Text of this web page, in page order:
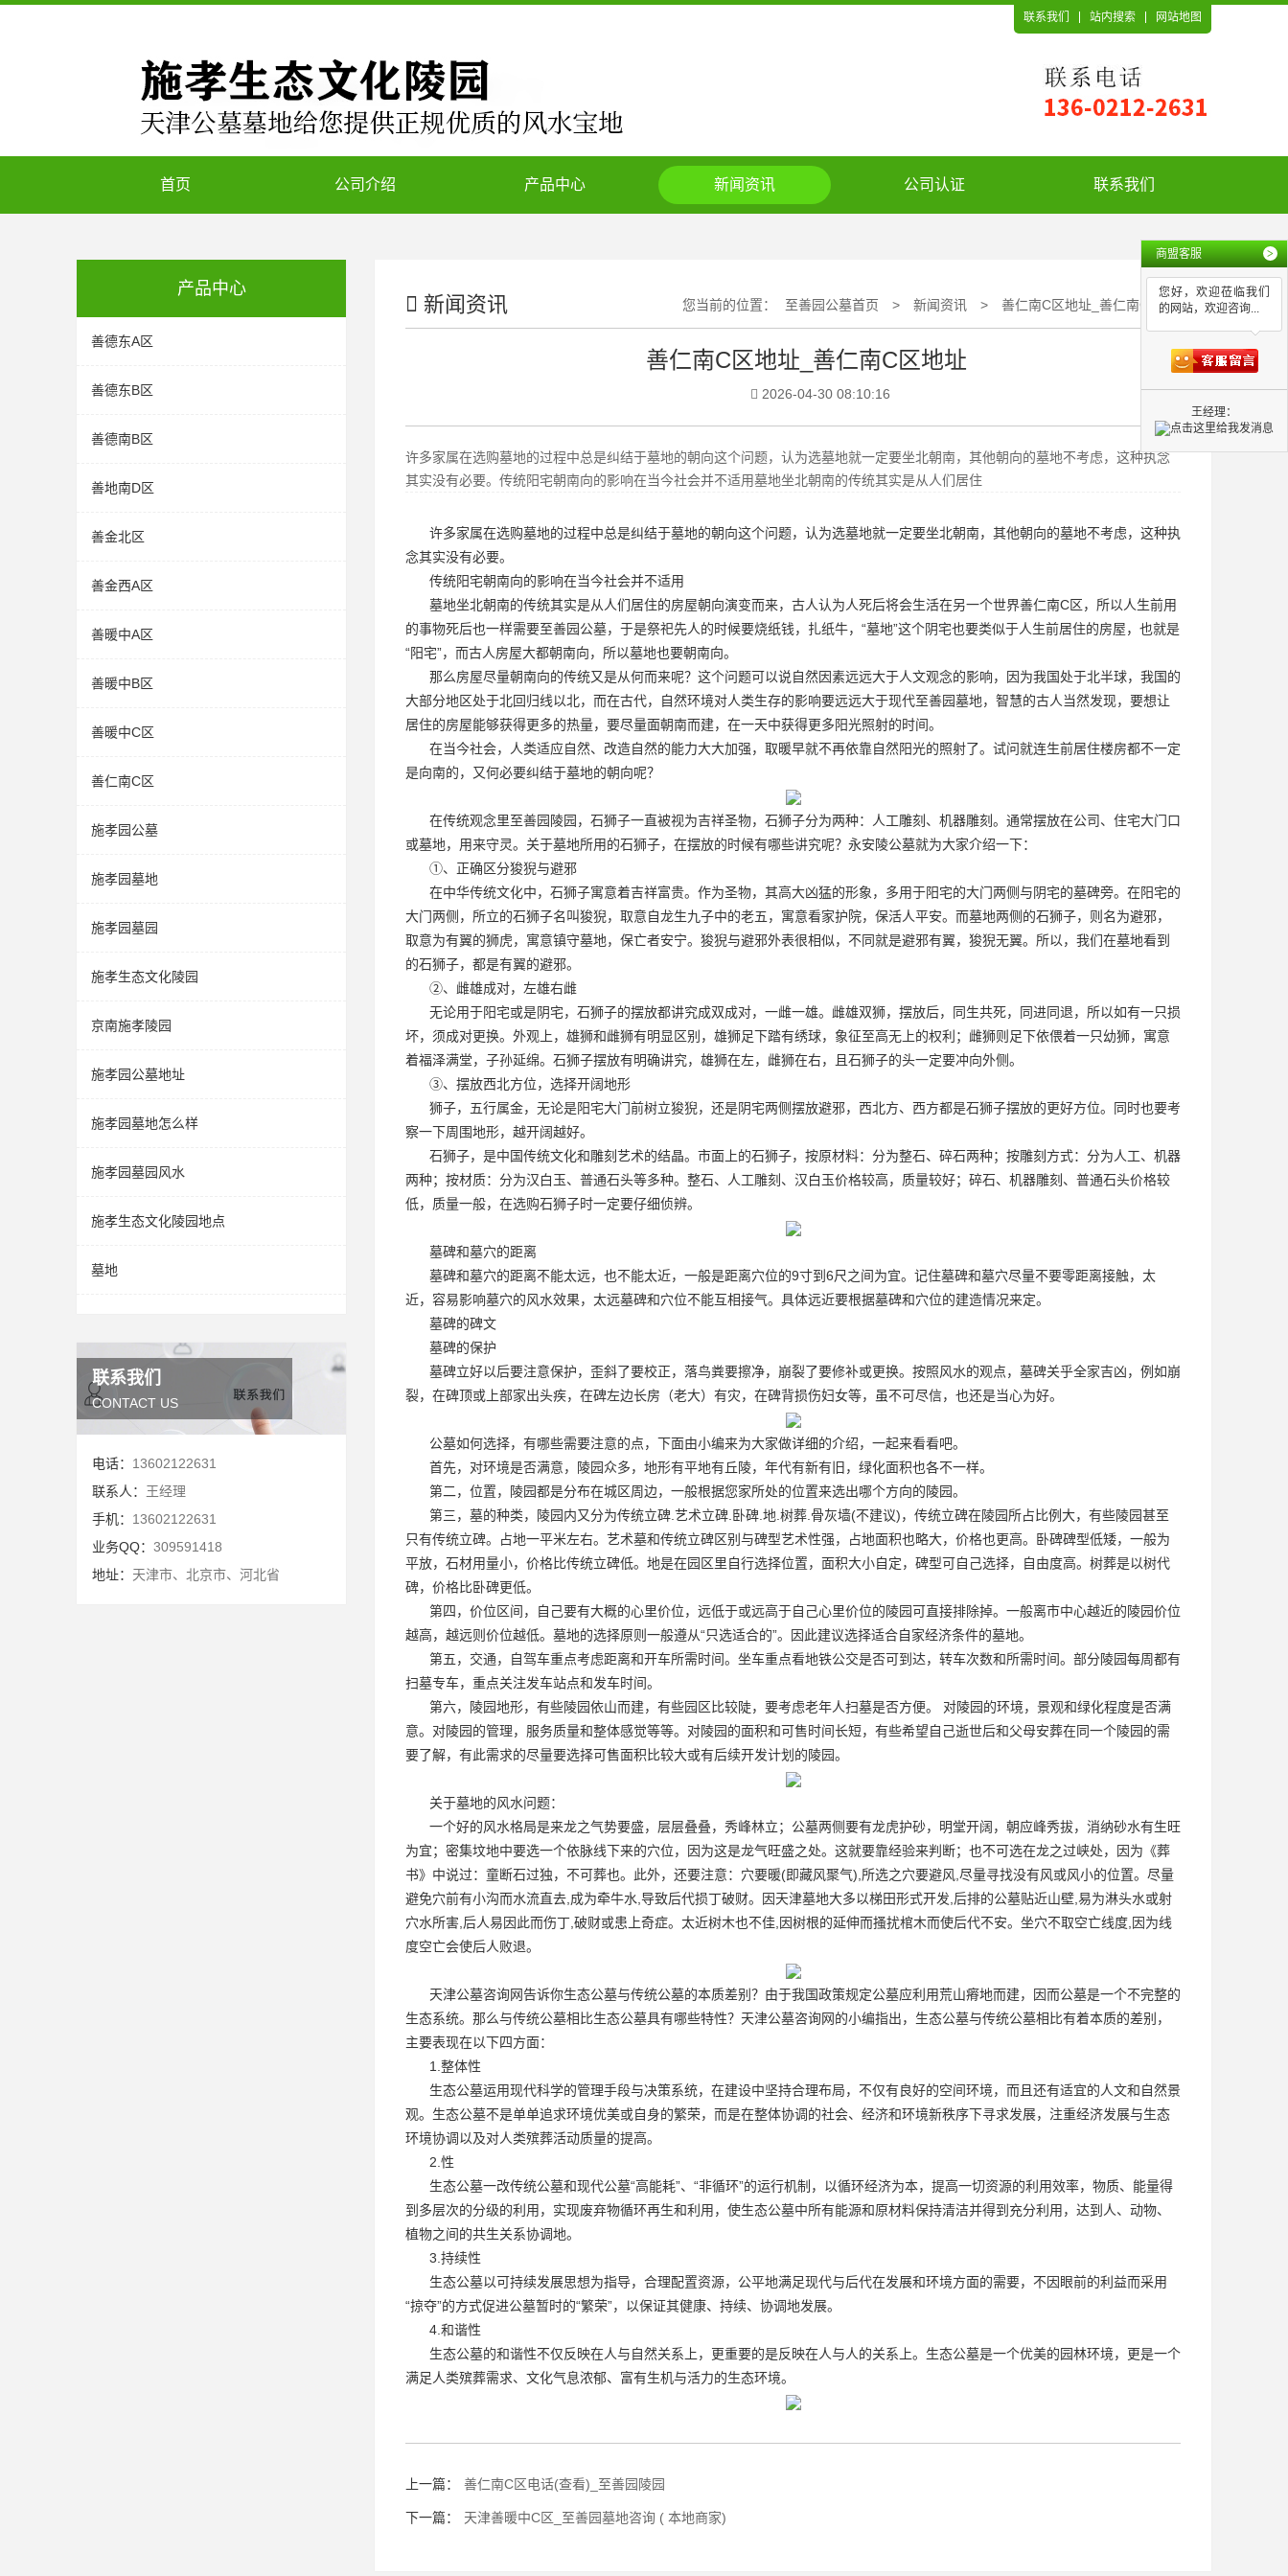
联系我们 站内搜索 网站地图
首页 公司介绍 产品中心 新闻资讯 公司认证 联系我们
产品中心
善德东A区
善德东B区
善德南B区
善地南D区
善金北区
善金西A区
善暖中A区
善暖中B区
善暖中C区
善仁南C区
施孝园公墓
施孝园墓地
施孝园墓园
施孝生态文化陵园
京南施孝陵园
施孝园公墓地址
施孝园墓地怎么样
施孝园墓园风水
施孝生态文化陵园地点
墓地
联系我们
CONTACT US
电话： 13602122631
联系人： 王经理
手机： 13602122631
业务QQ： 309591418
地址： 天津市、北京市、河北省
新闻资讯 您当前的位置： 至善园公墓首页 > 新闻资讯 > 善仁南C区地址_善仁南C区地址
善仁南C区地址_善仁南C区地址
2026-04-30 08:10:16
许多家属在选购墓地的过程中总是纠结于墓地的朝向这个问题，认为选墓地就一定要坐北朝南，其他朝向的墓地不考虑，这种执念
其实没有必要。传统阳宅朝南向的影响在当今社会并不适用墓地坐北朝南的传统其实是从人们居住
许多家属在选购墓地的过程中总是纠结于墓地的朝向这个问题，认为选墓地就一定要坐北朝南，其他朝向的墓地不考虑，这种执
念其实没有必要。
传统阳宅朝南向的影响在当今社会并不适用
墓地坐北朝南的传统其实是从人们居住的房屋朝向演变而来，古人认为人死后将会生活在另一个世界善仁南C区，所以人生前用
的事物死后也一样需要至善园公墓，于是祭祀先人的时候要烧纸钱，扎纸牛，“墓地”这个阴宅也要类似于人生前居住的房屋，也就是
“阳宅”，而古人房屋大都朝南向，所以墓地也要朝南向。
那么房屋尽量朝南向的传统又是从何而来呢？这个问题可以说自然因素远远大于人文观念的影响，因为我国处于北半球，我国的
大部分地区处于北回归线以北，而在古代，自然环境对人类生存的影响要远远大于现代至善园墓地，智慧的古人当然发现，要想让
居住的房屋能够获得更多的热量，要尽量面朝南而建，在一天中获得更多阳光照射的时间。
在当今社会，人类适应自然、改造自然的能力大大加强，取暖早就不再依靠自然阳光的照射了。试问就连生前居住楼房都不一定
是向南的，又何必要纠结于墓地的朝向呢？
在传统观念里至善园陵园 ，石狮子一直被视为吉祥圣物，石狮子分为两种：人工雕刻、机器雕刻。通常摆放在公司、住宅大门口
或墓地，用来守灵。关于墓地所用的石狮子，在摆放的时候有哪些讲究呢？永安陵公墓就为大家介绍一下：
①、正确区分狻猊与避邪
在中华传统文化中，石狮子寓意着吉祥富贵。作为圣物，其高大凶猛的形象，多用于阳宅的大门两侧与阴宅的墓碑旁。在阳宅的
大门两侧，所立的石狮子名叫狻猊，取意自龙生九子中的老五，寓意看家护院，保活人平安。而墓地两侧的石狮子，则名为避邪，
取意为有翼的狮虎，寓意镇守墓地，保亡者安宁。狻猊与避邪外表很相似，不同就是避邪有翼，狻猊无翼。所以，我们在墓地看到
的石狮子，都是有翼的避邪。
②、雌雄成对，左雄右雌
无论用于阳宅或是阴宅，石狮子的摆放都讲究成双成对，一雌一雄。雌雄双狮，摆放后，同生共死，同进同退，所以如有一只损
坏，须成对更换。外观上，雄狮和雌狮有明显区别，雄狮足下踏有绣球，象征至高无上的权利；雌狮则足下依偎着一只幼狮，寓意
着福泽满堂，子孙延绵。石狮子摆放有明确讲究，雄狮在左，雌狮在右，且石狮子的头一定要冲向外侧。
③、摆放西北方位，选择开阔地形
狮子，五行属金，无论是阳宅大门前树立狻猊，还是阴宅两侧摆放避邪，西北方、西方都是石狮子摆放的更好方位。同时也要考
察一下周围地形，越开阔越好。
石狮子，是中国传统文化和雕刻艺术的结晶。市面上的石狮子，按原材料：分为整石、碎石两种；按雕刻方式：分为人工、机器
两种；按材质：分为汉白玉、普通石头等多种。整石、人工雕刻、汉白玉价格较高，质量较好；碎石、机器雕刻、普通石头价格较
低，质量一般，在选购石狮子时一定要仔细侦辨。
墓碑和墓穴的距离
墓碑和墓穴的距离不能太远，也不能太近，一般是距离穴位的9寸到6尺之间为宜。记住墓碑和墓穴尽量不要零距离接触，太
近，容易影响墓穴的风水效果，太远墓碑和穴位不能互相接气。具体远近要根据墓碑和穴位的建造情况来定。
墓碑的碑文
墓碑的保护
墓碑立好以后要注意保护，歪斜了要校正，落鸟粪要擦净，崩裂了要修补或更换。按照风水的观点，墓碑关乎全家吉凶，例如崩
裂，在碑顶或上部家出头疾，在碑左边长房（老大）有灾，在碑背损伤妇女等，虽不可尽信，也还是当心为好。
公墓如何选择，有哪些需要注意的点，下面由小编来为大家做详细的介绍，一起来看看吧。
首先，对环境是否满意，陵园众多，地形有平地有丘陵，年代有新有旧，绿化面积也各不一样。
第二，位置，陵园都是分布在城区周边，一般根据您家所处的位置来选出哪个方向的陵园。
第三，墓的种类，陵园内又分为传统立碑.艺术立碑.卧碑.地.树葬.骨灰墙(不建议)，传统立碑在陵园所占比例大，有些陵园甚至
只有传统立碑。占地一平米左右。艺术墓和传统立碑区别与碑型艺术性强，占地面积也略大，价格也更高。卧碑碑型低矮，一般为
平放，石材用量小，价格比传统立碑低。地是在园区里自行选择位置，面积大小自定，碑型可自己选择，自由度高。树葬是以树代
碑，价格比卧碑更低。
第四，价位区间，自己要有大概的心里价位，远低于或远高于自己心里价位的陵园可直接排除掉。一般离市中心越近的陵园价位
越高，越远则价位越低。墓地的选择原则一般遵从“只选适合的”。因此建议选择适合自家经济条件的墓地。
第五，交通，自驾车重点考虑距离和开车所需时间。坐车重点看地铁公交是否可到达，转车次数和所需时间。部分陵园每周都有
扫墓专车，重点关注发车站点和发车时间。
第六，陵园地形，有些陵园依山而建，有些园区比较陡，要考虑老年人扫墓是否方便。 对陵园的环境，景观和绿化程度是否满
意。对陵园的管理，服务质量和整体感觉等等。对陵园的面积和可售时间长短，有些希望自己逝世后和父母安葬在同一个陵园的需
要了解，有此需求的尽量要选择可售面积比较大或有后续开发计划的陵园。
关于墓地的风水问题：
一个好的风水格局是来龙之气势要盛，层层叠叠，秀峰林立；公墓两侧要有龙虎护砂，明堂开阔，朝应峰秀拔，消纳砂水有生旺
为宜；密集坟地中要选一个依脉线下来的穴位，因为这是龙气旺盛之处。这就要靠经验来判断；也不可选在龙之过峡处，因为《葬
书》中说过：童断石过独，不可葬也。此外，还要注意：穴要暖(即藏风聚气),所选之穴要避风,尽量寻找没有风或风小的位置。尽量
避免穴前有小沟而水流直去,成为牵牛水,导致后代损丁破财。因天津墓地大多以梯田形式开发,后排的公墓贴近山壁,易为淋头水或射
穴水所害,后人易因此而伤丁,破财或患上奇症。太近树木也不佳,因树根的延伸而搔扰棺木而使后代不安。坐穴不取空亡线度,因为线
度空亡会使后人败退。
天津公墓咨询网告诉你生态公墓与传统公墓的本质差别？由于我国政策规定公墓应利用荒山瘠地而建，因而公墓是一个不完整的
生态系统。那么与传统公墓相比生态公墓具有哪些特性？天津公墓咨询网的小编指出，生态公墓与传统公墓相比有着本质的差别，
主要表现在以下四方面：
1.整体性
生态公墓运用现代科学的管理手段与决策系统，在建设中坚持合理布局，不仅有良好的空间环境，而且还有适宜的人文和自然景
观。生态公墓不是单单追求环境优美或自身的繁荣，而是在整体协调的社会、经济和环境新秩序下寻求发展，注重经济发展与生态
环境协调以及对人类殡葬活动质量的提高。
2.性
生态公墓一改传统公墓和现代公墓“高能耗”、“非循环”的运行机制，以循环经济为本，提高一切资源的利用效率，物质、能量得
到多层次的分级的利用，实现废弃物循环再生和利用，使生态公墓中所有能源和原材料保持清洁并得到充分利用，达到人、动物、
植物之间的共生关系协调地。
3.持续性
生态公墓以可持续发展思想为指导，合理配置资源，公平地满足现代与后代在发展和环境方面的需要，不因眼前的利益而采用
“掠夺”的方式促进公墓暂时的“繁荣”，以保证其健康、持续、协调地发展。
4.和谐性
生态公墓的和谐性不仅反映在人与自然关系上，更重要的是反映在人与人的关系上。生态公墓是一个优美的园林环境，更是一个
满足人类殡葬需求、文化气息浓郁、富有生机与活力的生态环境。
上一篇： 善仁南C区电话(查看)_至善园陵园
下一篇： 天津善暖中C区_至善园墓地咨询 ( 本地商家)
商盟客服 >
您好，欢迎莅临我们
的网站，欢迎咨询...
王经理：